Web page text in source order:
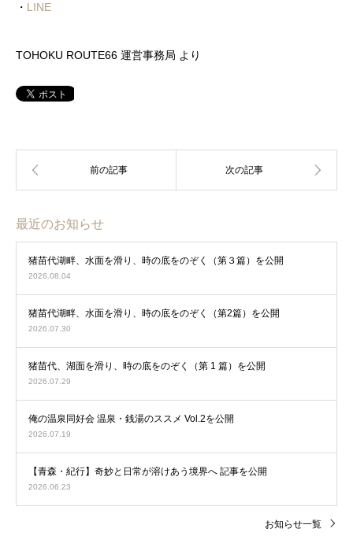
・ LINE
TOHOKU ROUTE66 運営事務局 より
最近のお知らせ
猪苗代湖畔、水面を滑り、時の底をのぞく（第３篇）を公開
2026.08.04
猪苗代湖畔、水面を滑り、時の底をのぞく（第2篇）を公開
2026.07.30
猪苗代、湖面を滑り、時の底をのぞく（第 1 篇）を公開
2026.07.29
俺の温泉同好会 温泉・銭湯のススメ Vol.2を公開
2026.07.19
【青森・紀行】奇妙と日常が溶けあう境界へ 記事を公開
2026.06.23
お知らせ一覧